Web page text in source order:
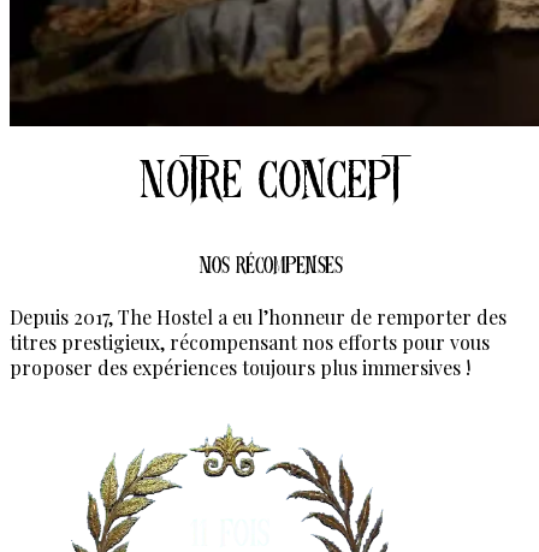
Notre concept
Nos Récompenses
Depuis 2017, The Hostel a eu l’honneur de remporter des
titres prestigieux, récompensant nos efforts pour vous
proposer des expériences toujours plus immersives !